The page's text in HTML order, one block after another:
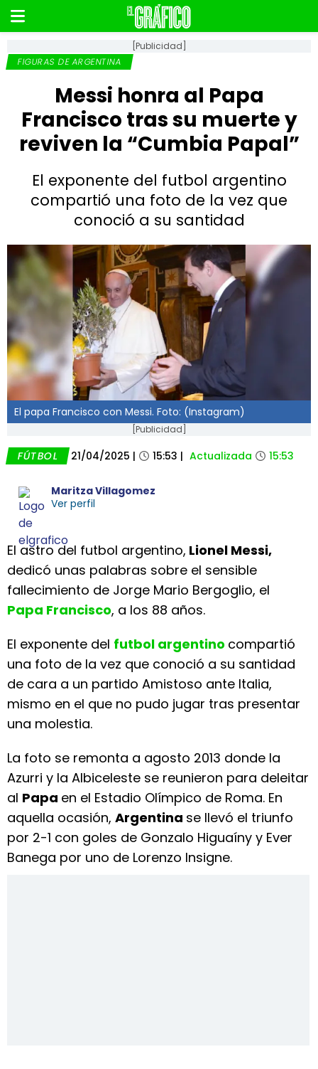
[Publicidad]
FIGURAS DE ARGENTINA
Messi honra al Papa
Francisco tras su muerte y
reviven la “Cumbia Papal”
El exponente del futbol argentino
compartió una foto de la vez que
conoció a su santidad
El papa Francisco con Messi. Foto: (Instagram)
[Publicidad]
FÚTBOL 21/04/2025 | 15:53 | Actualizada 15:53
Maritza Villagomez
Ver perfil
El astro del futbol argentino, Lionel Messi,
dedicó unas palabras sobre el sensible
fallecimiento de Jorge Mario Bergoglio, el
Papa Francisco, a los 88 años.
El exponente del futbol argentino compartió
una foto de la vez que conoció a su santidad
de cara a un partido Amistoso ante Italia,
mismo en el que no pudo jugar tras presentar
una molestia.
La foto se remonta a agosto 2013 donde la
Azurri y la Albiceleste se reunieron para deleitar
al Papa en el Estadio Olímpico de Roma. En
aquella ocasión, Argentina se llevó el triunfo
por 2-1 con goles de Gonzalo Higuaíny y Ever
Banega por uno de Lorenzo Insigne.